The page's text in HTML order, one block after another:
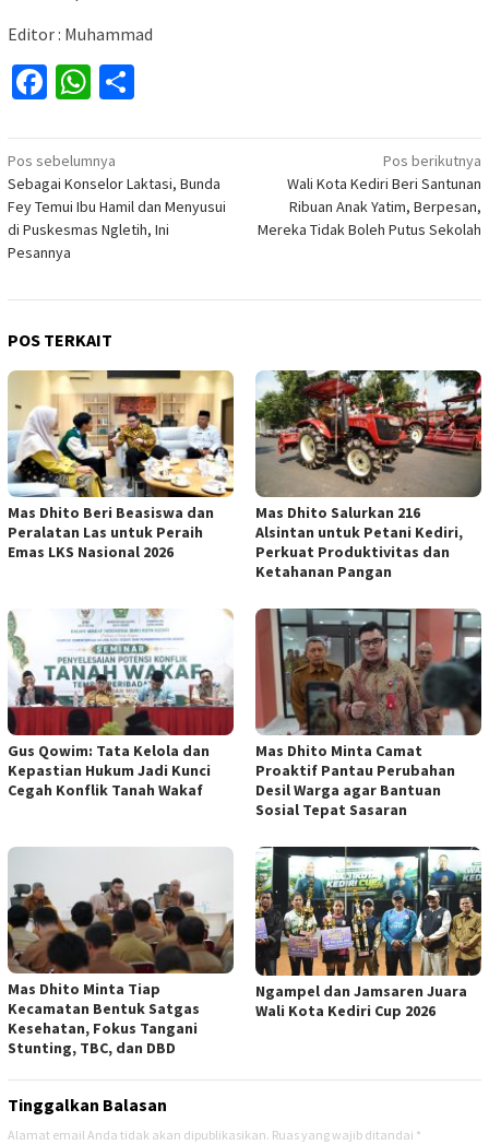
Editor : Muhammad
Facebook
WhatsApp
Navigasi
pos
Pos sebelumnya
Sebagai Konselor Laktasi, Bunda
Fey Temui Ibu Hamil dan Menyusui
di Puskesmas Ngletih, Ini
Pesannya
Pos berikutnya
Wali Kota Kediri Beri Santunan
Ribuan Anak Yatim, Berpesan,
Mereka Tidak Boleh Putus Sekolah
POS TERKAIT
Mas Dhito Beri Beasiswa dan
Peralatan Las untuk Peraih
Emas LKS Nasional 2026
Mas Dhito Salurkan 216
Alsintan untuk Petani Kediri,
Perkuat Produktivitas dan
Ketahanan Pangan
Gus Qowim: Tata Kelola dan
Kepastian Hukum Jadi Kunci
Cegah Konflik Tanah Wakaf
Mas Dhito Minta Camat
Proaktif Pantau Perubahan
Desil Warga agar Bantuan
Sosial Tepat Sasaran
Mas Dhito Minta Tiap
Kecamatan Bentuk Satgas
Kesehatan, Fokus Tangani
Stunting, TBC, dan DBD
Ngampel dan Jamsaren Juara
Wali Kota Kediri Cup 2026
Tinggalkan Balasan
Alamat email Anda tidak akan dipublikasikan. Ruas yang wajib ditandai *